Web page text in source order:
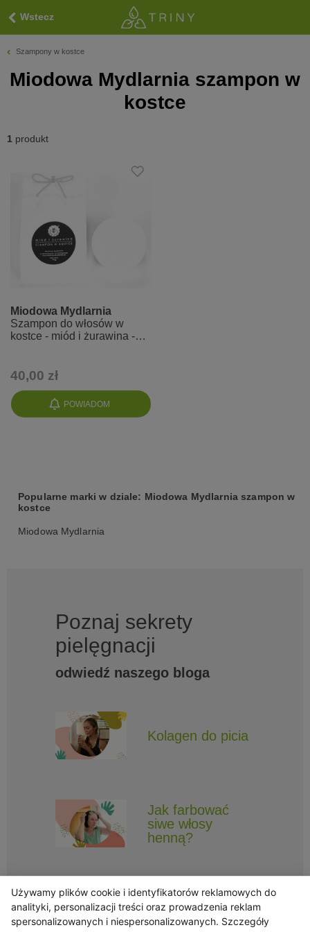
Wstecz
Szampony w kostce
Miodowa Mydlarnia szampon w
kostce
1 produkt
POWIADOM
Miodowa Mydlarnia
Szampon do włosów w
kostce - miód i żurawina -
40,00 zł
Popularne marki w dziale: Miodowa Mydlarnia szampon w
kostce
Miodowa Mydlarnia
Poznaj sekrety
pielęgnacji
odwiedź naszego bloga
Kolagen do picia
Jak farbować
siwe włosy
henną?
Używamy plików cookie i identyfikatorów reklamowych do
analityki, personalizacji treści oraz prowadzenia reklam
spersonalizowanych i niespersonalizowanych. Szczegóły